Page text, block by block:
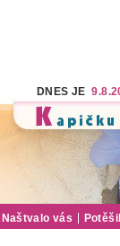
DNES JE
Naštvalo vás